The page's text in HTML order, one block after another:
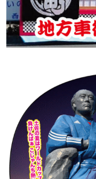
グッズ
上町Tシャツ
振付
その他
壁紙